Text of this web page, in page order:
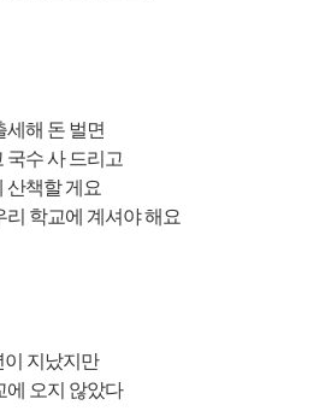
돈 벌면
사 드리고
할 게요
교에 계셔야 해요
났지만
지 않았다